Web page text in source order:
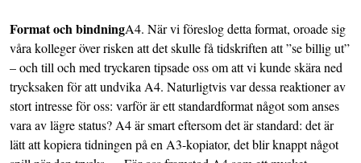
Format och bindningA4. När vi föreslog detta format, oroade sig
våra kolleger över risken att det skulle få tidskriften att ”se billig ut”
– och till och med tryckaren tipsade oss om att vi kunde skära ned
trycksaken för att undvika A4. Naturligtvis var dessa reaktioner av
stort intresse för oss: varför är ett standardformat något som anses
vara av lägre status? A4 är smart eftersom det är standard: det är
lätt att kopiera tidningen på en A3-kopiator, det blir knappt något